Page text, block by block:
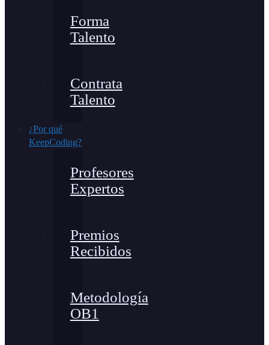
Forma
Talento
Contrata
Talento
¿Por qué
KeepCoding?
Profesores
Expertos
Premios
Recibidos
Metodología
OB1